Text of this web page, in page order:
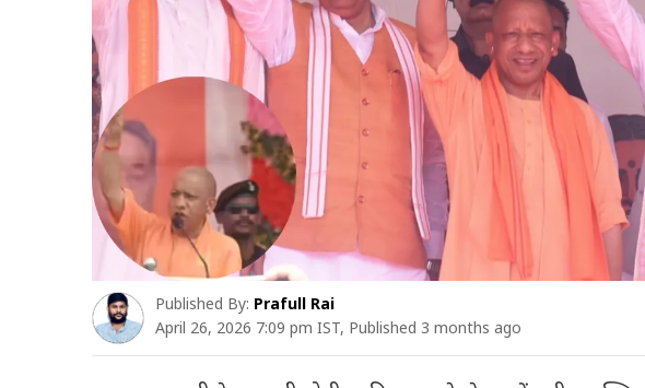
Published By: Prafull Rai
April 26, 2026 7:09 pm IST, Published 3 months ago